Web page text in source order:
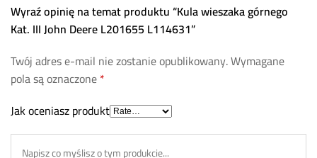
Wyraź opinię na temat produktu “Kula wieszaka górnego
Kat. III John Deere L201655 L114631”
Twój adres e-mail nie zostanie opublikowany.Wymagane
pola są oznaczone*
Jak oceniasz produkt